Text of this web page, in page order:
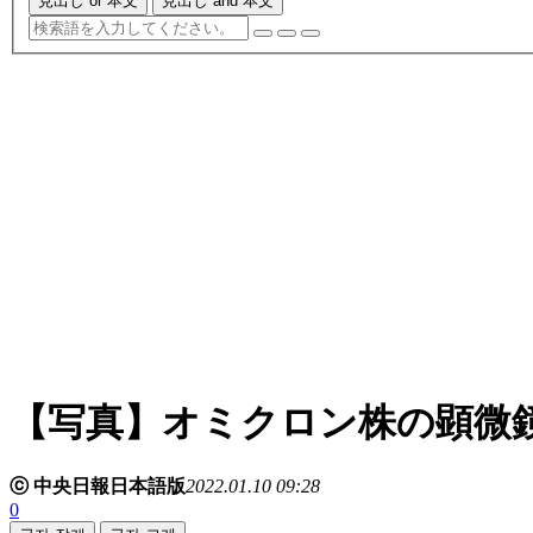
【写真】オミクロン株の顕微
ⓒ 中央日報日本語版2022.01.10 09:28
0